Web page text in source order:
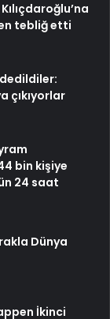
tebliğ etti
çıkıyorlar
bin kişiye
24 saat
Dünya
İkinci